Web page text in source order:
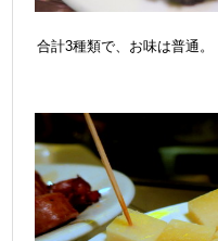
合計3種類で、お味は普通。